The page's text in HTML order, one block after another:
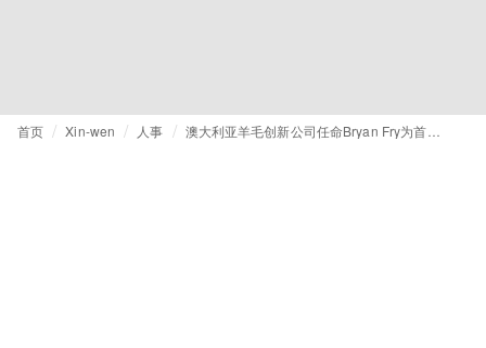
首页 Xin-wen 人事